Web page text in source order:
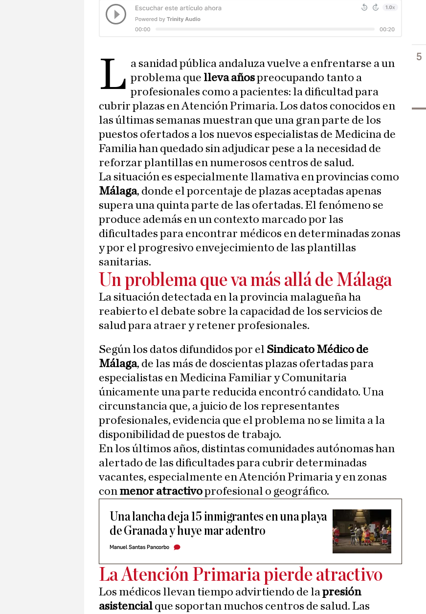
L a sanidad pública andaluza vuelve a enfrentarse a un
problema que lleva añospreocupando tanto a
profesionales como a pacientes: la dificultad para
cubrir plazas en Atención Primaria. Los datos conocidos en
las últimas semanas muestran que una gran parte de los
puestos ofertados a los nuevos especialistas de Medicina de
Familia han quedado sin adjudicar pese a la necesidad de
reforzar plantillas en numerosos centros de salud.
La situación es especialmente llamativa en provincias como
Málaga, donde el porcentaje de plazas aceptadas apenas
supera una quinta parte de las ofertadas. El fenómeno se
produce además en un contexto marcado por las
dificultades para encontrar médicos en determinadas zonas
y por el progresivo envejecimiento de las plantillas
sanitarias.
Un problema que va más allá de Málaga
La situación detectada en la provincia malagueña ha
reabierto el debate sobre la capacidad de los servicios de
salud para atraer y retener profesionales.
Según los datos difundidos por el Sindicato Médico de
Málaga, de las más de doscientas plazas ofertadas para
especialistas en Medicina Familiar y Comunitaria
únicamente una parte reducida encontró candidato. Una
circunstancia que, a juicio de los representantes
profesionales, evidencia que el problema no se limita a la
disponibilidad de puestos de trabajo.
En los últimos años, distintas comunidades autónomas han
alertado de las dificultades para cubrir determinadas
vacantes, especialmente en Atención Primaria y en zonas
con menor atractivoprofesional o geográfico.
Una lancha deja 15 inmigrantes en una playa
de Granada y huye mar adentro
Manuel Santas Pancorbo
La Atención Primaria pierde atractivo
Los médicos llevan tiempo advirtiendo de lapresión
asistencial que soportan muchos centros de salud. Las